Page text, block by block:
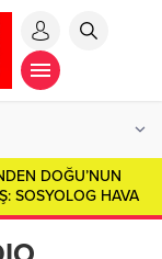
ve Vefa